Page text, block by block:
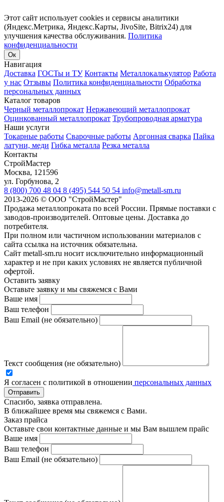
Этот сайт использует cookies и сервисы аналитики
(Яндекс.Метрика, Яндекс.Карты, JivoSite, Bitrix24) для
улучшения качества обслуживания. Политика
конфиденциальности
Ок
Навигация
Доставка ГОСТы и ТУ Контакты Металлокалькулятор Работа
у нас Отзывы Политика конфиденциальности Обработка
персональных данных
Каталог товаров
Черный металлопрокат Нержавеющий металлопрокат
Оцинкованный металлопрокат Трубопроводная арматура
Наши услуги
Токарные работы Сварочные работы Аргонная сварка Пайка
латуни, меди Гибка металла Резка металла
Контакты
СтройМастер
Москва, 121596
ул. Горбунова, 2
8 (800) 700 48 04 8 (495) 544 50 54 info@metall-sm.ru
2013-2026 © ООО "СтройМастер"
Продажа металлопроката по всей России. Прямые поставки с
заводов-производителей. Оптовые цены. Доставка до
потребителя.
При полном или частичном использовании материалов с
сайта ссылка на источник обязательна.
Сайт metall-sm.ru носит исключительно информационный
характер и не при каких условиях не является публичной
офертой.
Оставить заявку
Оставьте заявку и мы свяжемся с Вами
Ваше имя
Ваш телефон
Ваш Email (не обязательно)
Текст сообщения (не обязательно)
Я согласен с политикой в отношении персональных данных
Отправить
Спасибо, заявка отправлена.
В ближайшее время мы свяжемся с Вами.
Заказ прайса
Оставьте свои контактные данные и мы Вам вышлем прайс
Ваше имя
Ваш телефон
Ваш Email (не обязательно)